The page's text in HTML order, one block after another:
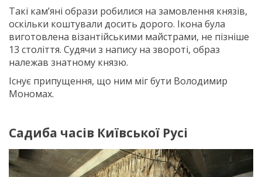
Такі кам’яні образи робилися на замовлення князів,
оскільки коштували досить дорого. Ікона була
виготовлена візантійськими майстрами, не пізніше
13 століття. Судячи з напису на звороті, образ
належав знатному князю.
Існує припущення, що ним міг бути Володимир
Мономах.
Садиба часів Київської Русі